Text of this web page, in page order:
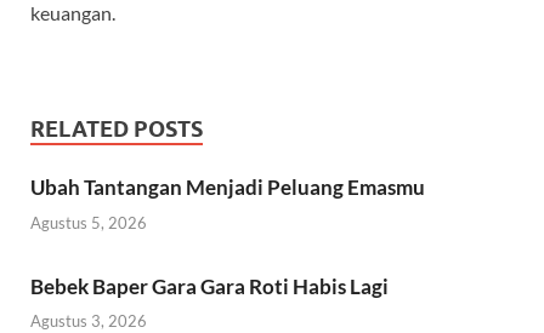
keuangan.
RELATED POSTS
Ubah Tantangan Menjadi Peluang Emasmu
Agustus 5, 2026
Bebek Baper Gara Gara Roti Habis Lagi
Agustus 3, 2026